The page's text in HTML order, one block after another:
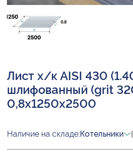
Лист х/к AISI 430
шлифованный (grit
0,8х1250х2500
Наличие на складе:Котельники